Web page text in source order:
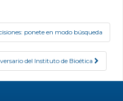
ponete en modo búsqueda
del Instituto de Bioética